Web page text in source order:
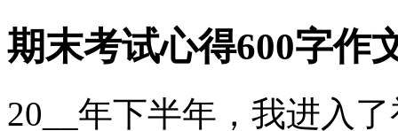
期末考试心得600字作
20__年下半年，我进入